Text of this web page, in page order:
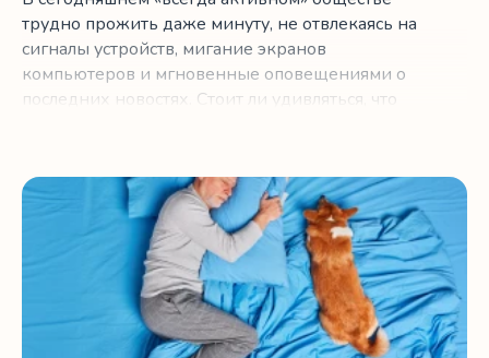
трудно прожить даже минуту, не отвлекаясь на
сигналы устройств, мигание экранов
компьютеров и мгновенные оповещениями о
последних новостях. Стоит ли удивляться, что
раздражения, гнева, неуверенности в себе,
беспокойства и внутреннего разговора с самим
собой, которые вызваны повседневными
стрессами, подумайте о медитации. Это
позволит контролировать стресс, повысить
продуктивность и сохранить здоровье и
комфорт.
Улучшаем сон с помощью простых поз йоги от